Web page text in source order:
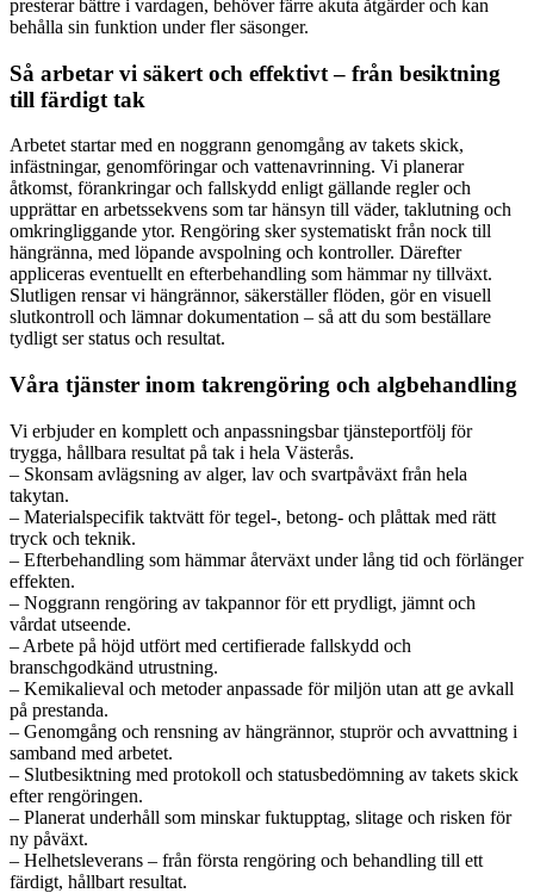
presterar bättre i vardagen, behöver färre akuta åtgärder och kan
behålla sin funktion under fler säsonger.
Så arbetar vi säkert och effektivt – från besiktning
till färdigt tak
Arbetet startar med en noggrann genomgång av takets skick,
infästningar, genomföringar och vattenavrinning. Vi planerar
åtkomst, förankringar och fallskydd enligt gällande regler och
upprättar en arbetssekvens som tar hänsyn till väder, taklutning och
omkringliggande ytor. Rengöring sker systematiskt från nock till
hängränna, med löpande avspolning och kontroller. Därefter
appliceras eventuellt en efterbehandling som hämmar ny tillväxt.
Slutligen rensar vi hängrännor, säkerställer flöden, gör en visuell
slutkontroll och lämnar dokumentation – så att du som beställare
tydligt ser status och resultat.
Våra tjänster inom takrengöring och algbehandling
Vi erbjuder en komplett och anpassningsbar tjänsteportfölj för
trygga, hållbara resultat på tak i hela Västerås.
– Skonsam avlägsning av alger, lav och svartpåväxt från hela
takytan.
– Materialspecifik taktvätt för tegel-, betong- och plåttak med rätt
tryck och teknik.
– Efterbehandling som hämmar återväxt under lång tid och förlänger
effekten.
– Noggrann rengöring av takpannor för ett prydligt, jämnt och
vårdat utseende.
– Arbete på höjd utfört med certifierade fallskydd och
branschgodkänd utrustning.
– Kemikalieval och metoder anpassade för miljön utan att ge avkall
på prestanda.
– Genomgång och rensning av hängrännor, stuprör och avvattning i
samband med arbetet.
– Slutbesiktning med protokoll och statusbedömning av takets skick
efter rengöringen.
– Planerat underhåll som minskar fuktupptag, slitage och risken för
ny påväxt.
– Helhetsleverans – från första rengöring och behandling till ett
färdigt, hållbart resultat.